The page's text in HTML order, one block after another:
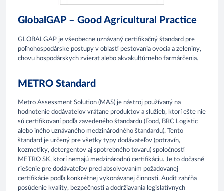
GlobalGAP – Good Agricultural Practice
GLOBALGAP je všeobecne uznávaný certifikačný štandard pre
poľnohospodárske postupy v oblasti pestovania ovocia a zeleniny,
chovu hospodárskych zvierat alebo akvakultúrneho farmárčenia.
METRO Standard
Metro Assessment Solution (MAS) je nástroj používaný na
hodnotenie dodávateľov vrátane produktov a služieb, ktorí ešte nie
sú certifikovaní podľa zavedeného štandardu (Food, BRC Logistic
alebo iného uznávaného medzinárodného štandardu). Tento
štandard je určený pre všetky typy dodávateľov (potravín,
kozmetiky, detergentov aj spotrebného tovaru) spoločnosti
METRO SK, ktorí nemajú medzinárodnú certifikáciu. Je to dočasné
riešenie pre dodávateľov pred absolvovaním požadovanej
certifikácie podľa konkrétnej vykonávanej činnosti. Audit zahŕňa
posúdenie kvality, bezpečnosti a dodržiavania legislatívnych